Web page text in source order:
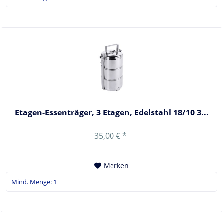
Etagen-Essenträger, 3 Etagen, Edelstahl 18/10 3...
35,00 € *
Merken